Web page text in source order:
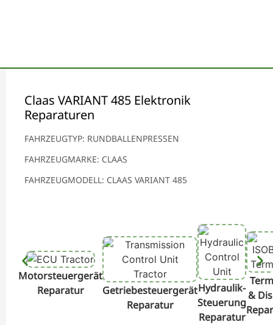
Claas VARIANT 485 Elektronik
Reparaturen
FAHRZEUGTYP: RUNDBALLENPRESSEN
FAHRZEUGMARKE: CLAAS
FAHRZEUGMODELL: CLAAS VARIANT 485
Motorsteuergerät
Reparatur
Getriebesteuergerät
Reparatur
Hydraulik-
Steuerung
Reparatur
&